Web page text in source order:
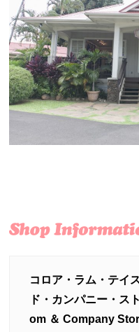
コロア・ラム・テイ
ド・カンパニー・
om ＆ Company